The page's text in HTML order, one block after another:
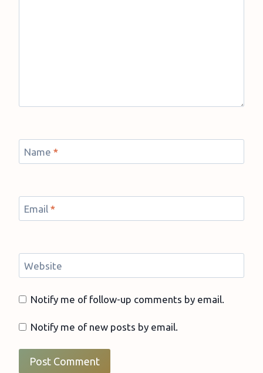
Name *
Email *
Website
Notify me of follow-up comments by email.
Notify me of new posts by email.